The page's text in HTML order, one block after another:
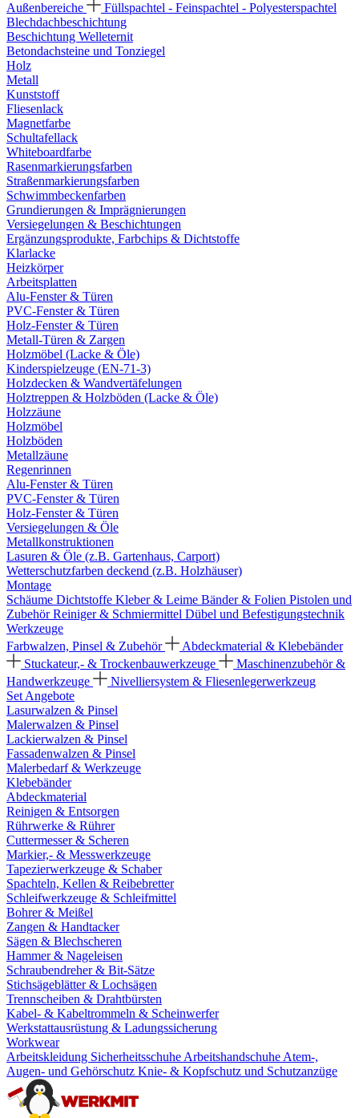
Außenbereiche
Füllspachtel - Feinspachtel - Polyesterspachtel
Blechdachbeschichtung
Beschichtung Welleternit
Betondachsteine und Tonziegel
Holz
Metall
Kunststoff
Fliesenlack
Magnetfarbe
Schultafellack
Whiteboardfarbe
Rasenmarkierungsfarben
Straßenmarkierungsfarben
Schwimmbeckenfarben
Grundierungen & Imprägnierungen
Versiegelungen & Beschichtungen
Ergänzungsprodukte, Farbchips & Dichtstoffe
Klarlacke
Heizkörper
Arbeitsplatten
Alu-Fenster & Türen
PVC-Fenster & Türen
Holz-Fenster & Türen
Metall-Türen & Zargen
Holzmöbel (Lacke & Öle)
Kinderspielzeuge (EN-71-3)
Holzdecken & Wandvertäfelungen
Holztreppen & Holzböden (Lacke & Öle)
Holzzäune
Holzmöbel
Holzböden
Metallzäune
Regenrinnen
Alu-Fenster & Türen
PVC-Fenster & Türen
Holz-Fenster & Türen
Versiegelungen & Öle
Metallkonstruktionen
Lasuren & Öle (z.B. Gartenhaus, Carport)
Wetterschutzfarben deckend (z.B. Holzhäuser)
Montage
Schäume Dichtstoffe Kleber & Leime Bänder & Folien Pistolen und
ZubehörReiniger & Schmiermittel Dübel und Befestigungstechnik
Werkzeuge
Farbwalzen, Pinsel & Zubehör
Abdeckmaterial & Klebebänder
Stuckateur,- & Trockenbauwerkzeuge
Maschinenzubehör &
Handwerkzeuge
Nivelliersystem & Fliesenlegerwerkzeug
Set Angebote
Lasurwalzen & Pinsel
Malerwalzen & Pinsel
Lackierwalzen & Pinsel
Fassadenwalzen & Pinsel
Malerbedarf & Werkzeuge
Klebebänder
Abdeckmaterial
Reinigen & Entsorgen
Rührwerke & Rührer
Cuttermesser & Scheren
Markier,- & Messwerkzeuge
Tapezierwerkzeuge & Schaber
Spachteln, Kellen & Reibebretter
Schleifwerkzeuge & Schleifmittel
Bohrer & Meißel
Zangen & Handtacker
Sägen & Blechscheren
Hammer & Nageleisen
Schraubendreher & Bit-Sätze
Stichsägeblätter & Lochsägen
Trennscheiben & Drahtbürsten
Kabel- & Kabeltrommeln & Scheinwerfer
Werkstattausrüstung & Ladungssicherung
Workwear
Arbeitskleidung Sicherheitsschuhe Arbeitshandschuhe Atem-,
Augen- und Gehörschutz Knie- & Kopfschutz und Schutzanzüge